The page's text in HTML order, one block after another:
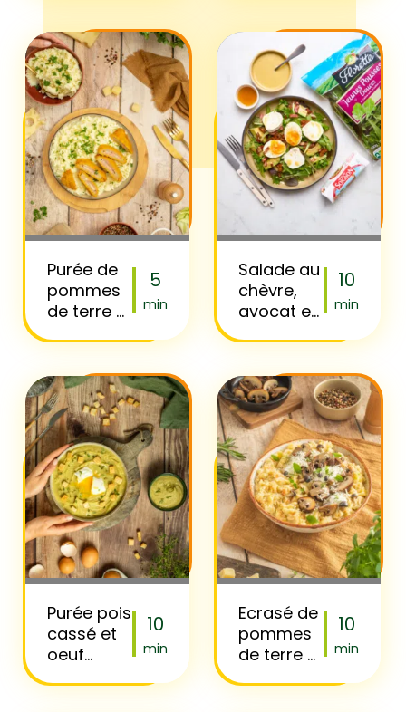
sésame
Purée de
pommes
de terre à
bleu
5
min
Salade au
chèvre,
avocat et
10
min
Purée pois
cassé et
oeuf
10
min
Ecrasé de
pommes
de terre et
10
min